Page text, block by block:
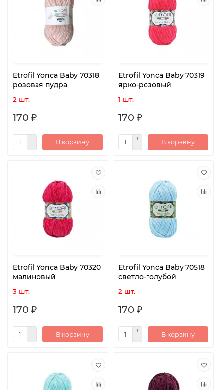
Etrofil Yonca Baby 70318
розовая пудра
2 шт.
170 ₽
В корзину
Etrofil Yonca Baby 70319
ярко-розовый
1 шт.
170 ₽
В корзину
Etrofil Yonca Baby 70320
малиновый
3 шт.
170 ₽
В корзину
Etrofil Yonca Baby 70518
светло-голубой
2 шт.
170 ₽
В корзину